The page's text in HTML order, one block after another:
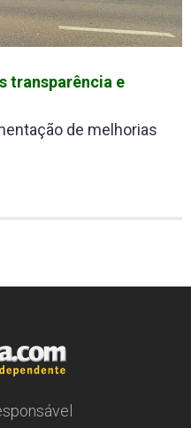
transparência e
de melhorias